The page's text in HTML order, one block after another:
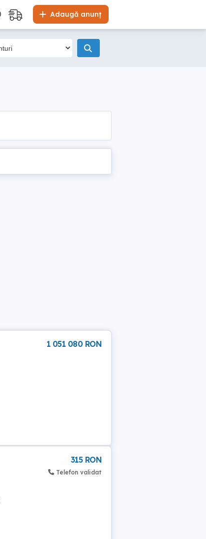
Adaugă anunț
1 051 080 RON
315 RON
Telefon validat